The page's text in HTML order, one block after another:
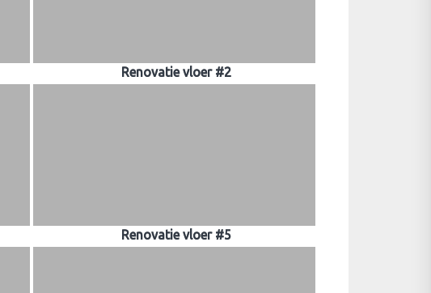
Renovatie vloer #2
Renovatie vloer #5